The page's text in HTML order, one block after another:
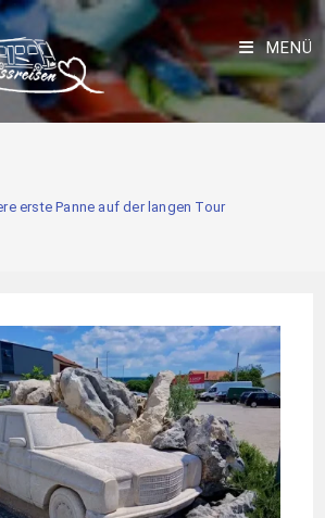
MENÜ
erste Panne auf der langen Tour